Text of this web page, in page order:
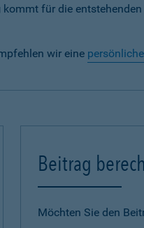
kommt für die
wir eine
Beitrag
Möchten Sie den